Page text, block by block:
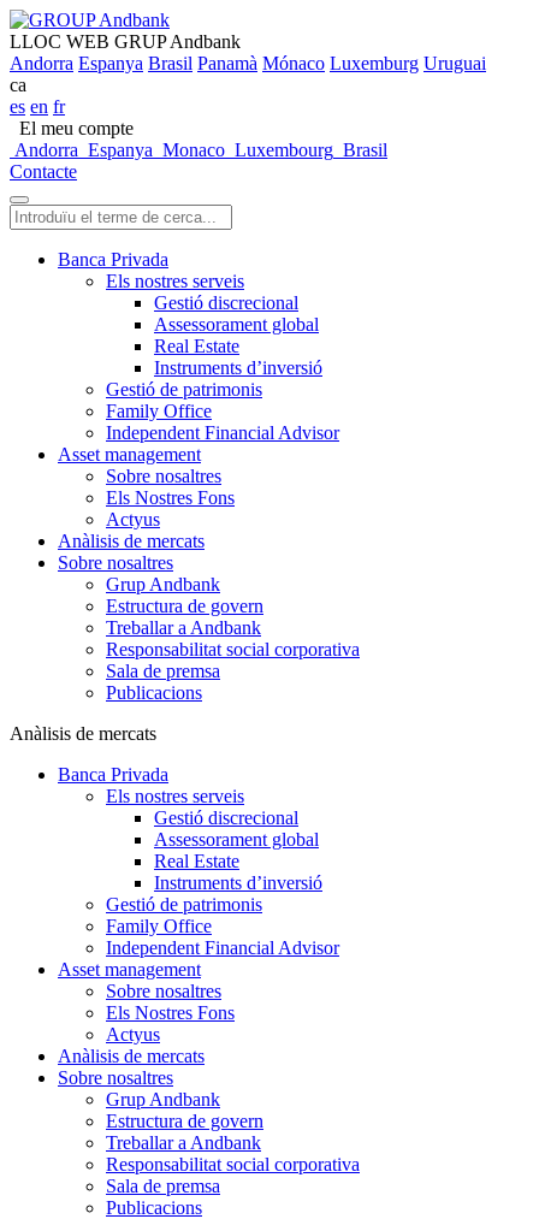
LLOC WEB GRUP Andbank
Andorra Espanya Brasil Panamà Mónaco Luxemburg Uruguai
ca
es en fr
El meu compte
Andorra Espanya Monaco Luxembourg Brasil
Contacte
Banca Privada
Els nostres serveis
Gestió discrecional
Assessorament global
Real Estate
Instruments d’inversió
Gestió de patrimonis
Family Office
Independent Financial Advisor
Asset management
Sobre nosaltres
Els Nostres Fons
Actyus
Anàlisis de mercats
Sobre nosaltres
Grup Andbank
Estructura de govern
Treballar a Andbank
Responsabilitat social corporativa
Sala de premsa
Publicacions
Anàlisis de mercats
Banca Privada
Els nostres serveis
Gestió discrecional
Assessorament global
Real Estate
Instruments d’inversió
Gestió de patrimonis
Family Office
Independent Financial Advisor
Asset management
Sobre nosaltres
Els Nostres Fons
Actyus
Anàlisis de mercats
Sobre nosaltres
Grup Andbank
Estructura de govern
Treballar a Andbank
Responsabilitat social corporativa
Sala de premsa
Publicacions